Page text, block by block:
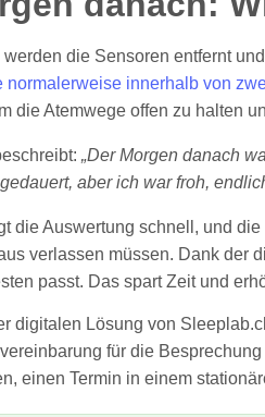
die Sensoren entfernt
normalerweise innerhalb von
die Atemwege offen zu halten
„Der Morgen danach
aber ich war froh,
die Auswertung schnell, und
verlassen müssen. Dank der
passt. Das spart Zeit und
digitalen Lösung von
für die
einen Termin in einem